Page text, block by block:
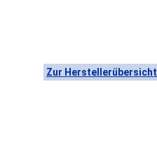
Zur Herstellerübersicht